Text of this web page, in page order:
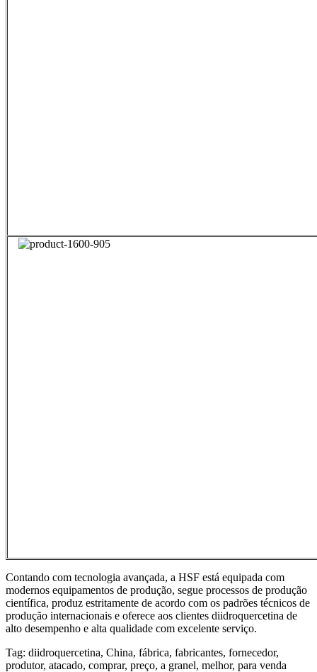
Contando com tecnologia avançada, a HSF está equipada com
modernos equipamentos de produção, segue processos de produção
científica, produz estritamente de acordo com os padrões técnicos de
produção internacionais e oferece aos clientes diidroquercetina de
alto desempenho e alta qualidade com excelente serviço.
Tag: diidroquercetina, China, fábrica, fabricantes, fornecedor,
produtor, atacado, comprar, preço, a granel, melhor, para venda